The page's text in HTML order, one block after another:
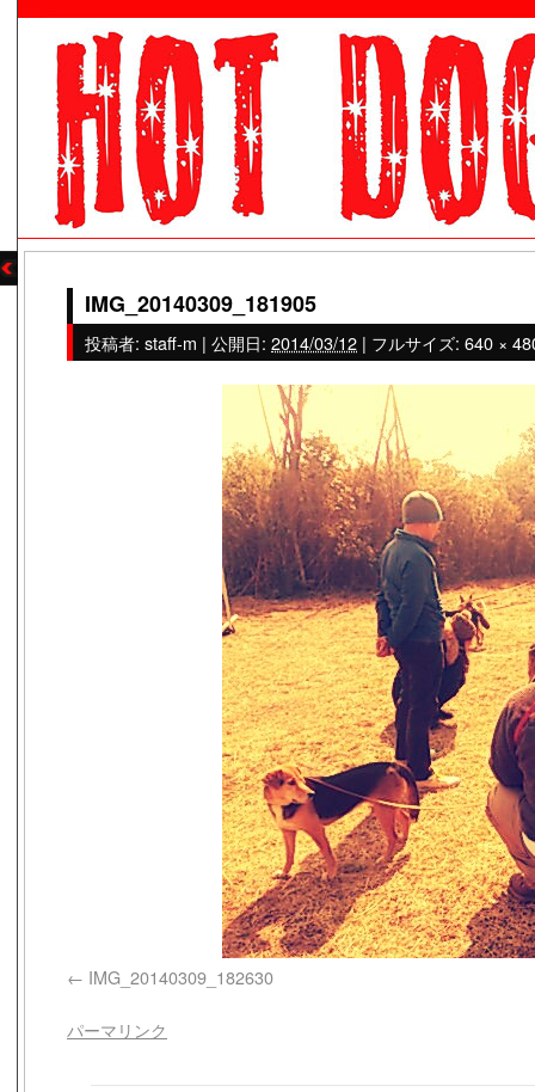
IMG_20140309_181905
投稿者: staff-m | 公開日: 2014/03/12 | フルサイズ: 640 ×
IMG_20140309_182630
パーマリンク